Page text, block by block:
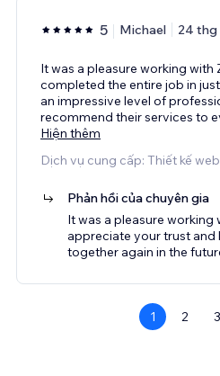
5 Michael 24 thg
It was a pleasure working with
completed the entire job in
an impressive level of
recommend their services to
Hiện thêm
Dịch vụ cung cấp: Thiết kế
Phản hồi của chuyên gia
It was a pleasure working
appreciate your trust
together again in the
1 2 3